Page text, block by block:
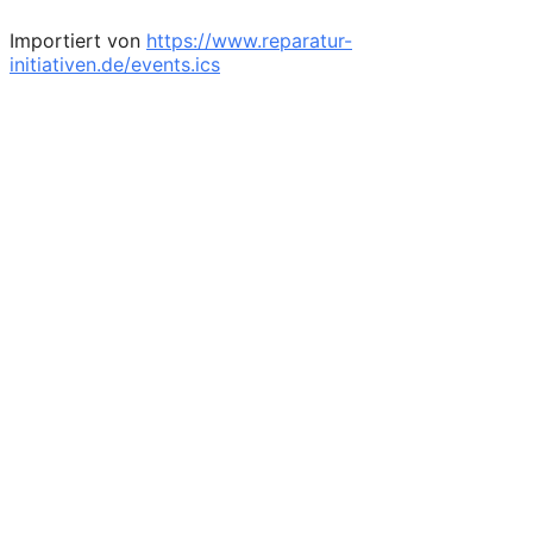
Importiert von https://www.reparatur-
initiativen.de/events.ics